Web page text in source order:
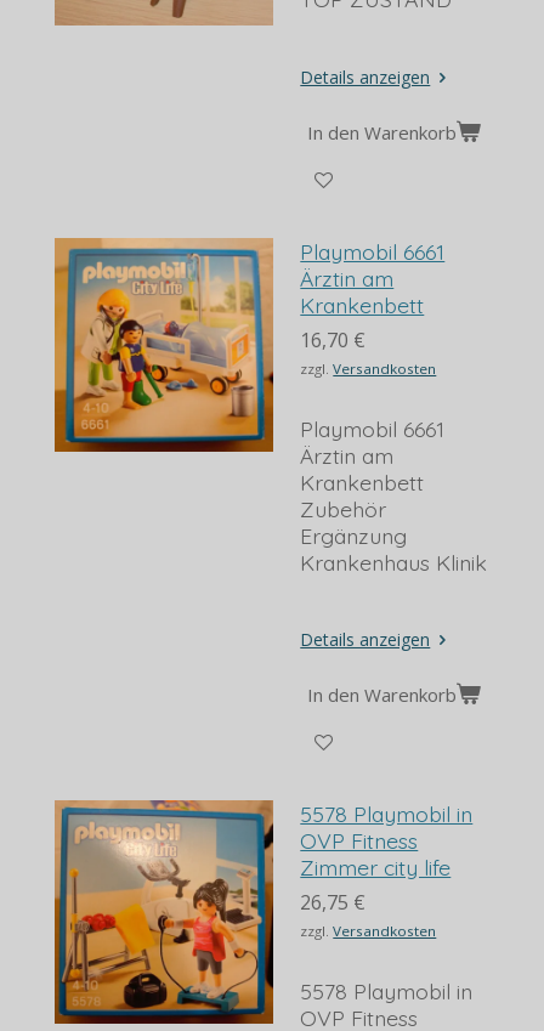
Details anzeigen
In den Warenkorb
Playmobil 6661
Ärztin am
Krankenbett
16,70 €
zzgl.Versandkosten
Playmobil 6661
Ärztin am
Krankenbett
Zubehör
Ergänzung
Krankenhaus Klinik
Details anzeigen
In den Warenkorb
5578 Playmobil in
OVP Fitness
Zimmer city life
26,75 €
zzgl.Versandkosten
5578 Playmobil in
OVP Fitness